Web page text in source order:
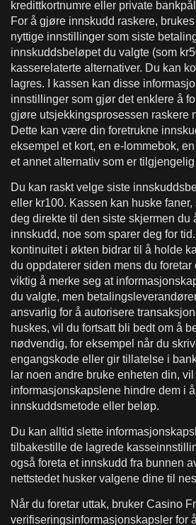
kredittkortnumre eller private
For å gjøre innskudd raskere,
nyttige innstillinger som siste
innskuddsbeløpet du valgte (som
kasserelaterte alternativer. Du kan
lagres. I kassen kan disse
innstillinger som gjør det enklere å
gjøre utsjekkingsprosessen raskere
Dette kan være din foretrukne
eksempel et kort, en e-lommebok,
et annet alternativ som er
Du kan raskt velge siste
eller kr100. Kassen kan huske faner,
deg direkte til den siste skjermen du
innskudd, noe som sparer deg for
kontinuitet i økten bidrar til å holde
du oppdaterer siden mens du
viktig å merke seg at
du valgte, men
ansvarlig for å autorisere
huskes, vil du fortsatt bli bedt om å
nødvendig, for eksempel når du
engangskode eller gir tillatelse i
lar noen andre bruke enheten din,
informasjonskapslene hindre dem i
innskuddsmetode eller beløp.
Du kan alltid slette
tilbakestille de lagrede
også foreta et innskudd fra bunnen
nettstedet husker valgene dine til
Når du foretar uttak, bruker Casino
verifiseringsinformasjonskapsler for